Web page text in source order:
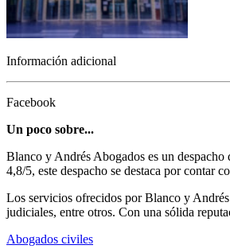
Información adicional
Facebook
Un poco sobre...
Blanco y Andrés Abogados es un
4,8/5, este despacho se destaca por contar
Los servicios ofrecidos por Blanco y
judiciales, entre otros. Con una sólida
Abogados civiles